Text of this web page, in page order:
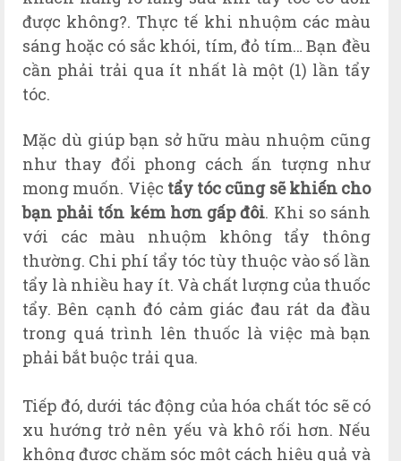
được không?. Thực tế khi nhuộm các màu
sáng hoặc có sắc khói, tím, đỏ tím… Bạn đều
cần phải trải qua ít nhất là một (1) lần tẩy
tóc.
Mặc dù giúp bạn sở hữu màu nhuộm cũng
như thay đổi phong cách ấn tượng như
mong muốn. Việc tẩy tóc cũng sẽ khiến cho
bạn phải tốn kém hơn gấp đôi. Khi so sánh
với các màu nhuộm không tẩy thông
thường. Chi phí tẩy tóc tùy thuộc vào số lần
tẩy là nhiều hay ít. Và chất lượng của thuốc
tẩy. Bên cạnh đó cảm giác đau rát da đầu
trong quá trình lên thuốc là việc mà bạn
phải bắt buộc trải qua.
Tiếp đó, dưới tác động của hóa chất tóc sẽ có
xu hướng trở nên yếu và khô rối hơn. Nếu
không được chăm sóc một cách hiệu quả và